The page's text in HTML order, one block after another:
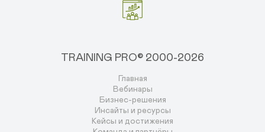
TRAINING PRO© 2000-2026
Главная
Вебинары
Бизнес-решения
Инсайты и ресурсы
Кейсы и достижения